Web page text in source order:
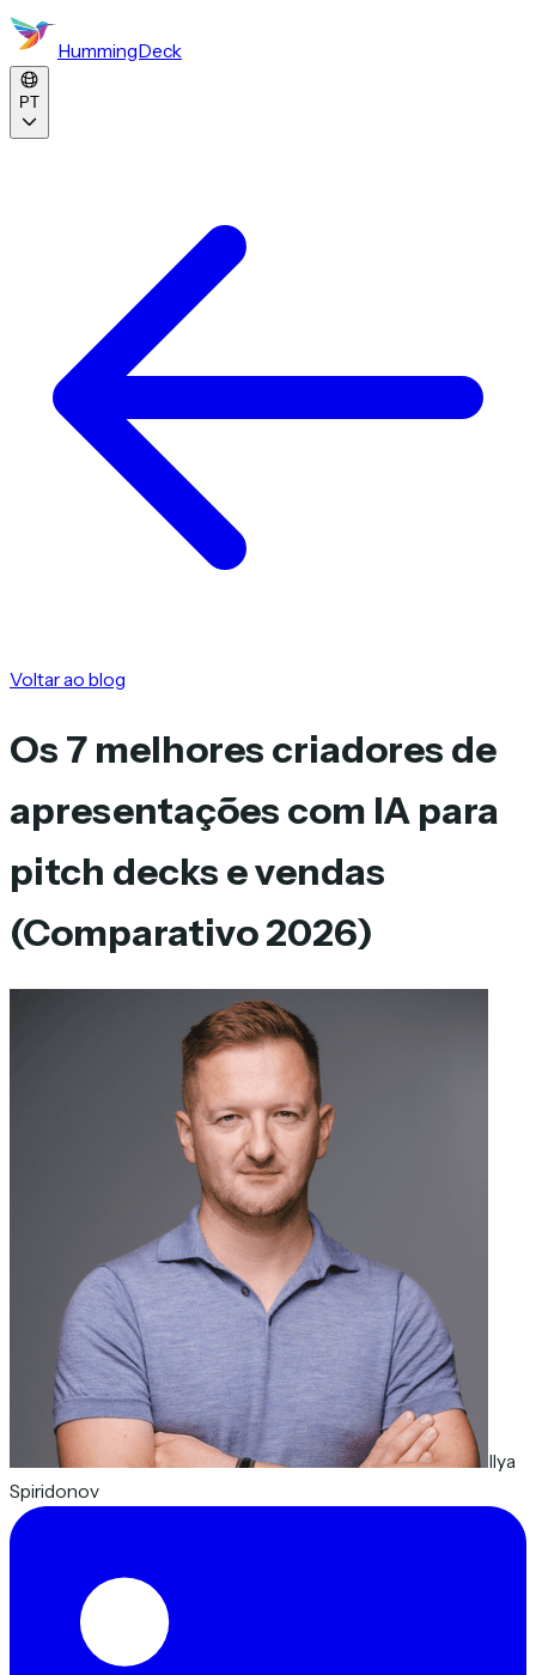
HummingDeck
PT
Voltar ao blog
Os 7 melhores criadores de
apresentações com IA para
pitch decks e vendas
(Comparativo 2026)
Ilya
Spiridonov